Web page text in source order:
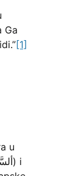
Ga
[1]
u
(ألسَّلاَمُ) i